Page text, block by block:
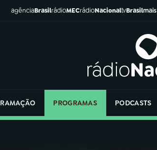
agênciaBrasilrádioMECrádioNacionaltvBrasilmais
PROGRAMAS PODCASTS